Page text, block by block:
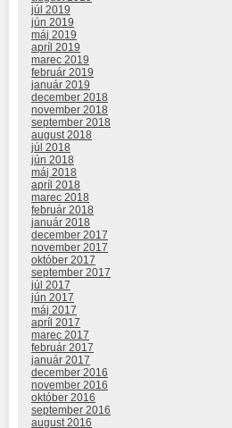
júl 2019
jún 2019
máj 2019
apríl 2019
marec 2019
február 2019
január 2019
december 2018
november 2018
september 2018
august 2018
júl 2018
jún 2018
máj 2018
apríl 2018
marec 2018
február 2018
január 2018
december 2017
november 2017
október 2017
september 2017
júl 2017
jún 2017
máj 2017
apríl 2017
marec 2017
február 2017
január 2017
december 2016
november 2016
október 2016
september 2016
august 2016